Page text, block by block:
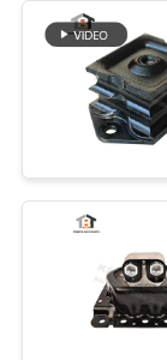
POLICY